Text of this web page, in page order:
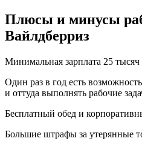
Плюсы и минусы
Вайлдберриз
Минимальная зарплата 25 тысяч
Один раз в год есть
и оттуда выполнять рабочие
Бесплатный обед и
Большие штрафы за утерянные